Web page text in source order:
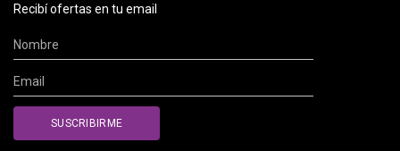
Recibí ofertas en tu email